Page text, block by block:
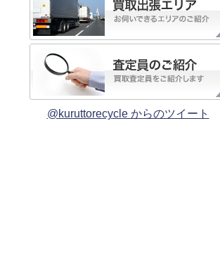
@kuruttorecycle からのツイート